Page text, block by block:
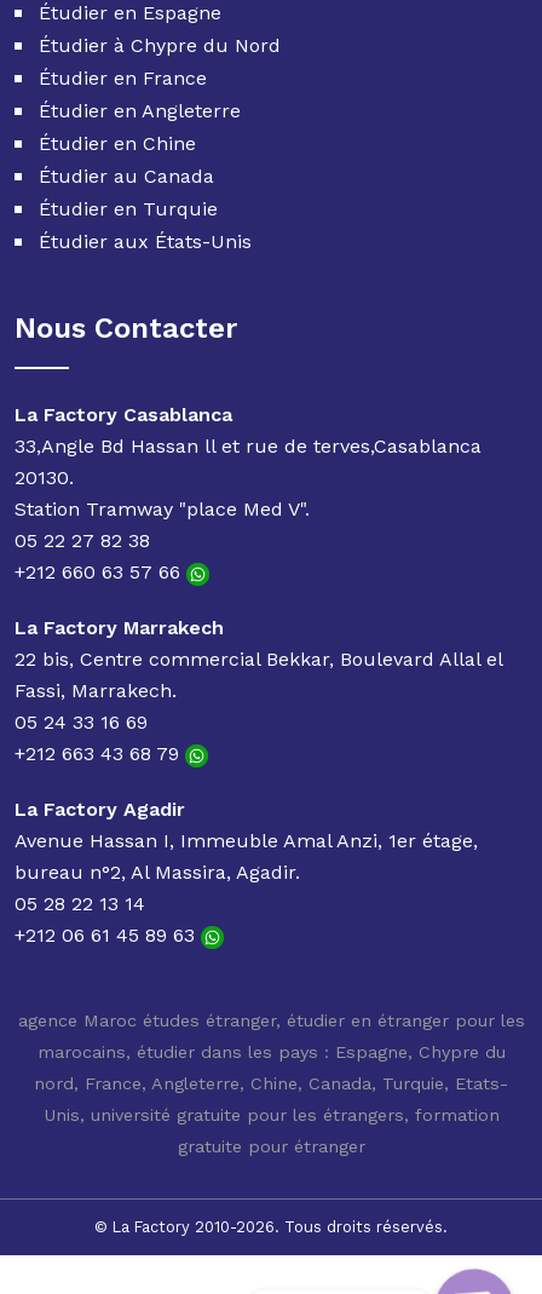
Étudier en Espagne
Étudier à Chypre du Nord
Étudier en France
Étudier en Angleterre
Étudier en Chine
Étudier au Canada
Étudier en Turquie
Étudier aux États-Unis
Nous Contacter
La Factory Casablanca
33,Angle Bd Hassan ll et rue de terves,Casablanca
20130.
Station Tramway "place Med V".
05 22 27 82 38
+212 660 63 57 66
La Factory Marrakech
22 bis, Centre commercial Bekkar, Boulevard Allal el
Fassi, Marrakech.
05 24 33 16 69
+212 663 43 68 79
La Factory Agadir
Avenue Hassan I, Immeuble Amal Anzi, 1er étage,
bureau n°2, Al Massira, Agadir.
05 28 22 13 14
+212 06 61 45 89 63
agence Maroc études étranger, étudier en étranger pour les
marocains, étudier dans les pays : Espagne, Chypre du
nord, France, Angleterre, Chine, Canada, Turquie, Etats-
Unis, université gratuite pour les étrangers, formation
gratuite pour étranger
© La Factory 2010-2026. Tous droits réservés.